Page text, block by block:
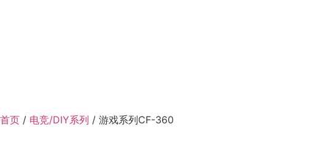
首页 / 电竞/DIY系列 / 游戏系列CF-360